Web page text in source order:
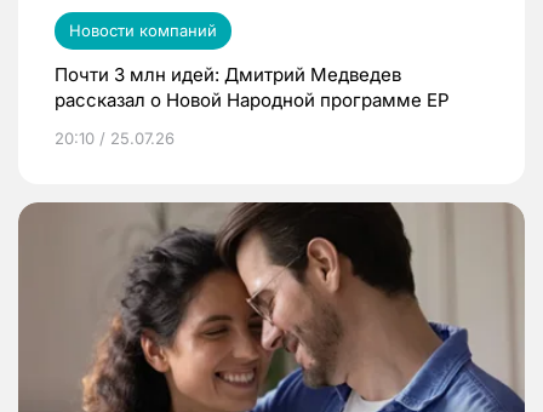
Новости компаний
Почти 3 млн идей: Дмитрий Медведев
рассказал о Новой Народной программе ЕР
20:10 / 25.07.26